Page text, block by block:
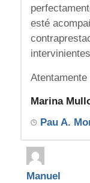
esté
Atentamente
Marina
Pau A.
Manuel